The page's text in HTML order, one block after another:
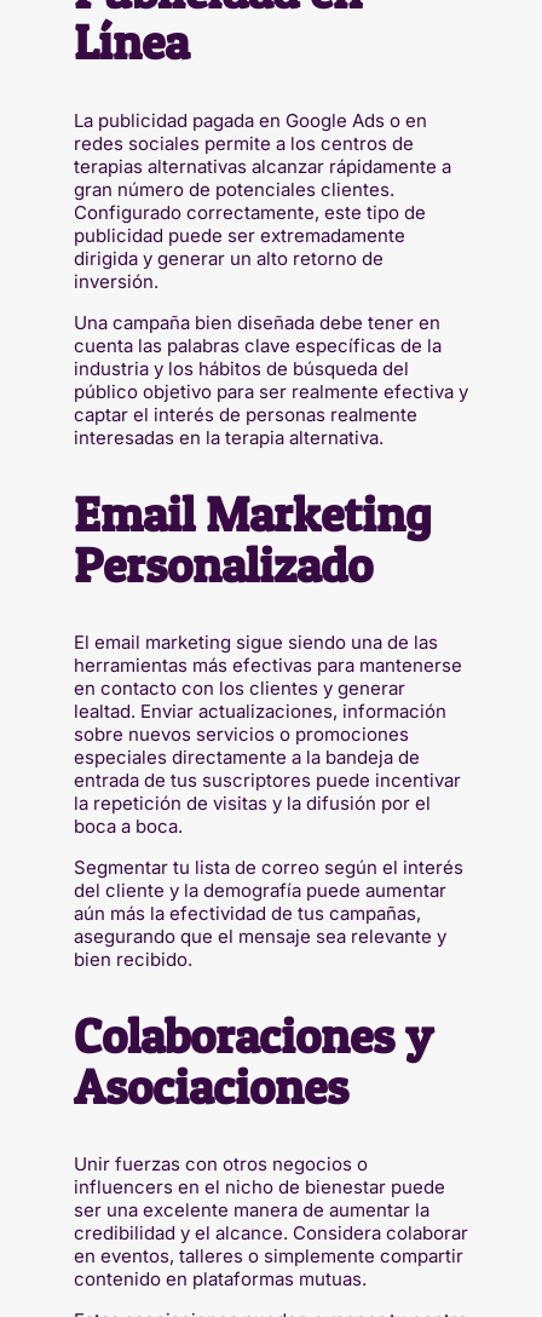
Línea
La publicidad pagada en Google Ads o en
redes sociales permite a los centros de
terapias alternativas alcanzar rápidamente a
gran número de potenciales clientes.
Configurado correctamente, este tipo de
publicidad puede ser extremadamente
dirigida y generar un alto retorno de
inversión.
Una campaña bien diseñada debe tener en
cuenta las palabras clave específicas de la
industria y los hábitos de búsqueda del
público objetivo para ser realmente efectiva y
captar el interés de personas realmente
interesadas en la terapia alternativa.
Email Marketing
Personalizado
El email marketing sigue siendo una de las
herramientas más efectivas para mantenerse
en contacto con los clientes y generar
lealtad. Enviar actualizaciones, información
sobre nuevos servicios o promociones
especiales directamente a la bandeja de
entrada de tus suscriptores puede incentivar
la repetición de visitas y la difusión por el
boca a boca.
Segmentar tu lista de correo según el interés
del cliente y la demografía puede aumentar
aún más la efectividad de tus campañas,
asegurando que el mensaje sea relevante y
bien recibido.
Colaboraciones y
Asociaciones
Unir fuerzas con otros negocios o
influencers en el nicho de bienestar puede
ser una excelente manera de aumentar la
credibilidad y el alcance. Considera colaborar
en eventos, talleres o simplemente compartir
contenido en plataformas mutuas.